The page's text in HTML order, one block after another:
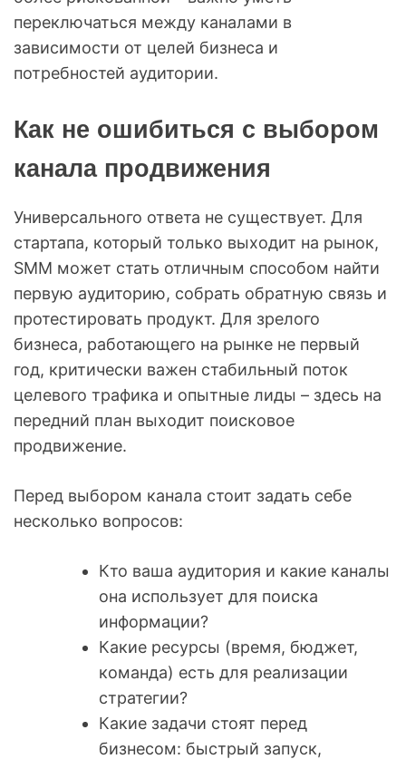
переключаться между каналами в
зависимости от целей бизнеса и
потребностей аудитории.
Как не ошибиться с выбором
канала продвижения
Универсального ответа не существует. Для
стартапа, который только выходит на рынок,
SMM может стать отличным способом найти
первую аудиторию, собрать обратную связь и
протестировать продукт. Для зрелого
бизнеса, работающего на рынке не первый
год, критически важен стабильный поток
целевого трафика и опытные лиды – здесь на
передний план выходит поисковое
продвижение.
Перед выбором канала стоит задать себе
несколько вопросов:
Кто ваша аудитория и какие каналы
она использует для поиска
информации?
Какие ресурсы (время, бюджет,
команда) есть для реализации
стратегии?
Какие задачи стоят перед
бизнесом: быстрый запуск,